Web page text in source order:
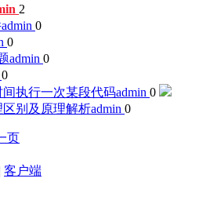
2
admin 0
0
admin 0
0
间执行一次某段代码admin 0
别及原理解析admin 0
页
客户端